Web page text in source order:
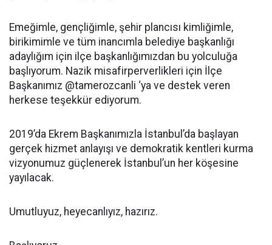
Emeğimle, gençliğimle, şehir plancısı kimliğimle,
birikimimle ve tüm inancımla belediye başkanlığı
adaylığım için ilçe başkanlığımızdan bu yolculuğa
başlıyorum. Nazik misafirperverlikleri için İlçe
Başkanımız @tamerozcanli ‘ya ve destek veren
herkese teşekkür ediyorum.
2019’da Ekrem Başkanımızla İstanbul’da başlayan
gerçek hizmet anlayışı ve demokratik kentleri kurma
vizyonumuz güçlenerek İstanbul’un her köşesine
yayılacak.
Umutluyuz, heyecanlıyız, hazırız.